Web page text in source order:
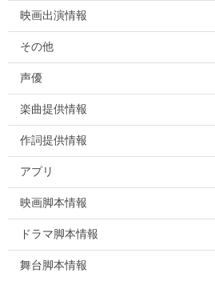
映画出演情報
その他
声優
楽曲提供情報
作詞提供情報
アプリ
映画脚本情報
ドラマ脚本情報
舞台脚本情報